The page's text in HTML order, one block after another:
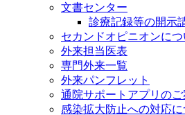
文書センター
診療記録等の開示
セカンドオピニオンにつ
外来担当医表
専門外来一覧
外来パンフレット
通院サポートアプリのご
感染拡大防止への対応に